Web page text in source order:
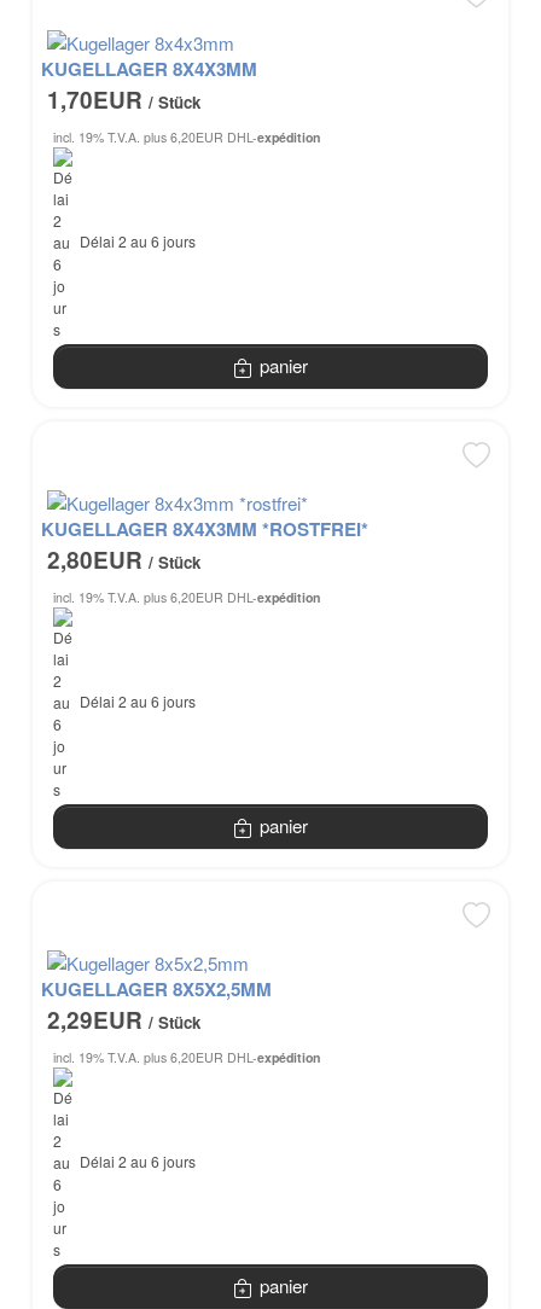
KUGELLAGER 8X4X3MM
1,70EUR/ Stück
incl. 19% T.V.A. plus 6,20EUR DHL-expédition
Délai 2 au 6 jours
panier
KUGELLAGER 8X4X3MM *ROSTFREI*
2,80EUR/ Stück
incl. 19% T.V.A. plus 6,20EUR DHL-expédition
Délai 2 au 6 jours
panier
KUGELLAGER 8X5X2,5MM
2,29EUR/ Stück
incl. 19% T.V.A. plus 6,20EUR DHL-expédition
Délai 2 au 6 jours
panier